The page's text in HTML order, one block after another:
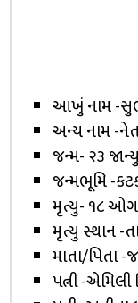
આખું નામ -
અન્ય નામ -
જન્મ- ૨૩
જન્મભૂમિ -
મૃત્યુ- ૧૮
મૃત્યુ સ્થાન -
માતા/પિતા -
પત્ની -